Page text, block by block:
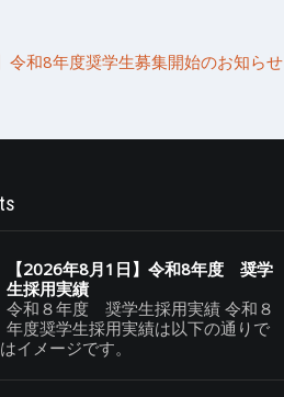
令和8年度奨学生募集開始のお知らせ
【2026年8月1日】令和8年度 奨学
生採用実績
令和８年度 奨学生採用実績 令和８
年度奨学生採用実績は以下の通りで
はイメージです。